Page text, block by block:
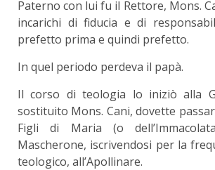
Paterno con lui fu il Rettore, Mons.
incarichi di fiducia e di
prefetto prima e quindi prefetto.
In quel periodo perdeva il papà.
Il corso di teologia lo iniziò alla
sostituito Mons. Cani, dovette
Figli di Maria (o
Mascherone, iscrivendosi per la
teologico, all’Apollinare.